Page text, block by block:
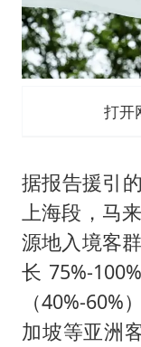
打开
据报告援引
上海段，马
源地入境客
长75%-
（40%-60%
加坡等亚洲